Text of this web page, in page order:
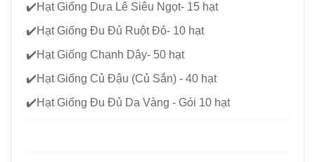
✔️Hạt Giống Dưa Lê Siêu Ngọt- 15 hạt
✔️Hạt Giống Đu Đủ Ruột Đỏ- 10 hạt
✔️Hạt Giống Chanh Dây- 50 hạt
✔️Hạt Giống Củ Đậu (Củ Sắn) - 40 hạt
✔️Hạt Giống Đu Đủ Da Vàng - Gói 10 hạt